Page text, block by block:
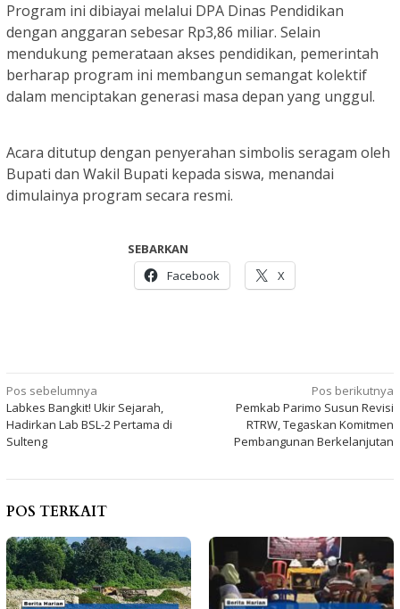
Program ini dibiayai melalui DPA Dinas Pendidikan
dengan anggaran sebesar Rp3,86 miliar. Selain
mendukung pemerataan akses pendidikan, pemerintah
berharap program ini membangun semangat kolektif
dalam menciptakan generasi masa depan yang unggul.
Acara ditutup dengan penyerahan simbolis seragam oleh
Bupati dan Wakil Bupati kepada siswa, menandai
dimulainya program secara resmi.
SEBARKAN
Facebook
X
Navigasi
pos
Pos sebelumnya
Labkes Bangkit! Ukir Sejarah,
Hadirkan Lab BSL-2 Pertama di
Sulteng
Pos berikutnya
Pemkab Parimo Susun Revisi
RTRW, Tegaskan Komitmen
Pembangunan Berkelanjutan
POS TERKAIT